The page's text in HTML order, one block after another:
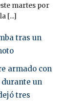
martes por
[...]
tras un
armado con
un
tres